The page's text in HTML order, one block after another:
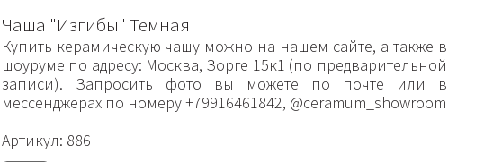
Чаша "Изгибы" Темная
Купить керамическую чашу можно на нашем сайте, а также в
шоуруме по адресу: Москва, Зорге 15к1 (по предварительной
записи). Запросить фото вы можете по почте или в
мессенджерах по номеру +79916461842, @ceramum_showroom
Артикул: 886